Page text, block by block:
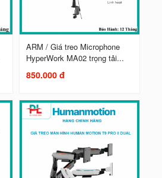
ARM / Giá treo Microphone
HyperWork MA02 trọng tải...
850.000 đ